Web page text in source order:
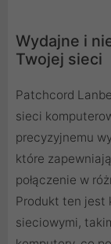
Wydajne i
Twojej sieci
Patchcord
sieci
precyzyjnemu
które
połączenie w
Produkt ten jest
sieciowymi,